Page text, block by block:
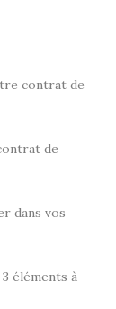
contrat de
de
dans vos
éléments à